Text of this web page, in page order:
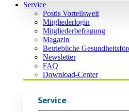
Service
Postis Vorteilswelt
Mitgliederlogin
Mitgliederbefragung
Magazin
Betriebliche
Newsletter
FAQ
Download-Center
Service